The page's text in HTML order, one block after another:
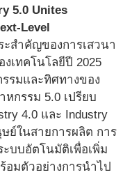
5.0 Unites
Level
ะสำคัญของการเสวนา
เทคโนโลยีปี 2025
รมและทิศทางของ
กรรม 5.0 เปรียบ
4.0 และ Industry
ย์ในสายการผลิต การ
บบอัตโนมัติเพื่อเพิ่ม
มตัวอย่างการนำไป